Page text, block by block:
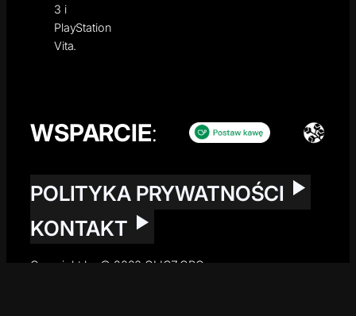
3 i
PlayStation
Vita.
WSPARCIE:
POLITYKA PRYWATNOŚCI
KONTAKT
Copyright by © 2026 GLICZ.ORG